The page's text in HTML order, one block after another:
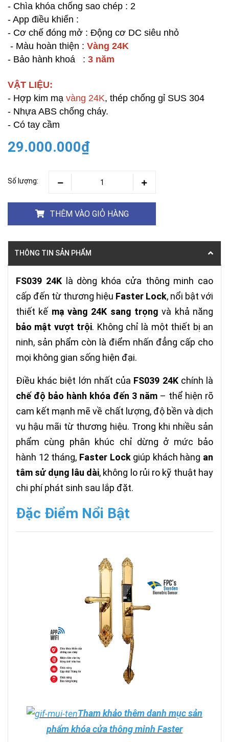
- Chìa khóa chống sao chép : 2
- App điều khiển :
- Cơ chế đóng mở : Động cơ DC siêu nhỏ
- Màu hoàn thiện : Vàng 24K
- Bảo hành khoá : 3 năm
VẬT LIỆU:
- Hợp kim mạ vàng 24K, thép chống gỉ SUS 304
- Nhựa ABS chống cháy.
- Có tay cầm
29.000.000₫
Số lượng:
THÊM VÀO GIỎ HÀNG
THÔNG TIN SẢN PHẨM
FS039 24Klà dòng khóa cửa thông minh cao
cấp đến từ thương hiệu Faster Lock, nổi bật với
thiết kế mạ vàng 24K sang trọng và khả năng
bảo mật vượt trội. Không chỉ là một thiết bị an
ninh, sản phẩm còn là điểm nhấn đẳng cấp cho
mọi không gian sống hiện đại.
Điều khác biệt lớn nhất của FS039 24Kchính là
chế độ bảo hành khóa đến 3 năm – thể hiện rõ
cam kết mạnh mẽ về chất lượng, độ bền và dịch
vụ hậu mãi từ thương hiệu. Trong khi nhiều sản
phẩm cùng phân khúc chỉ dừng ở mức bảo
hành 12 tháng, Faster Lockgiúp khách hàng an
tâm sử dụng lâu dài, không lo rủi ro kỹ thuật hay
chi phí phát sinh sau lắp đặt.
Đặc Điểm Nổi Bật
Tham khảo thêm danh mục sản
phẩm khóa cửa thông minh Faster